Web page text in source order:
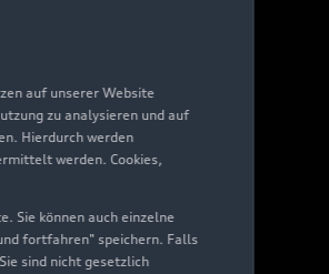
auf unserer Website
zu analysieren und auf
Hierdurch werden
werden. Cookies,
Sie können auch einzelne
fortfahren" speichern. Falls
sind nicht gesetzlich